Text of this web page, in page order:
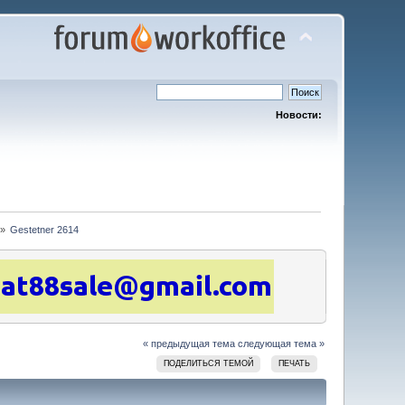
Новости:
Gestetner 2614
« предыдущая тема следующая тема »
ПОДЕЛИТЬСЯ ТЕМОЙ ПЕЧАТЬ